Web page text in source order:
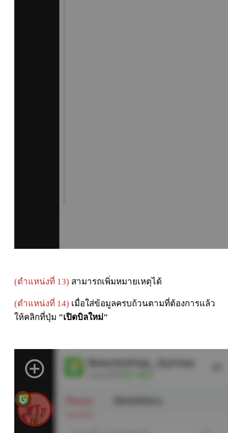
(ตำแหน่งที่ 13) สามารถเพิ่มหมายเหตุได้
(ตำแหน่งที่ 14) เมื่อใส่ข้อมูลครบถ้วนตามที่ต้องการแล้ว
ให้คลิกที่ปุ่ม "เปิดบิลใหม่"